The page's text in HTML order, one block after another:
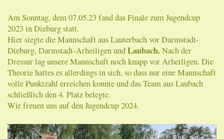
Am Sonntag, dem 07.05.23 fand das Finale zum Jugendcup
2023 in Dieburg statt.
Hier siegte die Mannschaft aus Lauterbach vor Darmstadt-
Dieburg, Darmstadt-Arheiligen undLaubach.Nach der
Dressur lag unsere Mannschaft noch knapp vor Arheiligen. Die
Theorie hattes es allerdings in sich, so dass nur eine Mannschaft
volle Punktzahl erreichen konnte und das Team aus Laubach
schließlich den 4. Platz belegte.
Wir freuen uns auf den Jugendcup 2024.